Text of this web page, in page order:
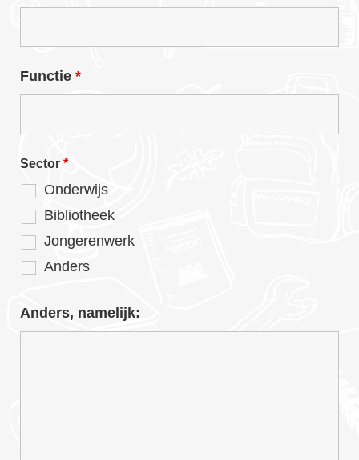
Functie *
Sector *
Onderwijs
Bibliotheek
Jongerenwerk
Anders
Anders, namelijk: